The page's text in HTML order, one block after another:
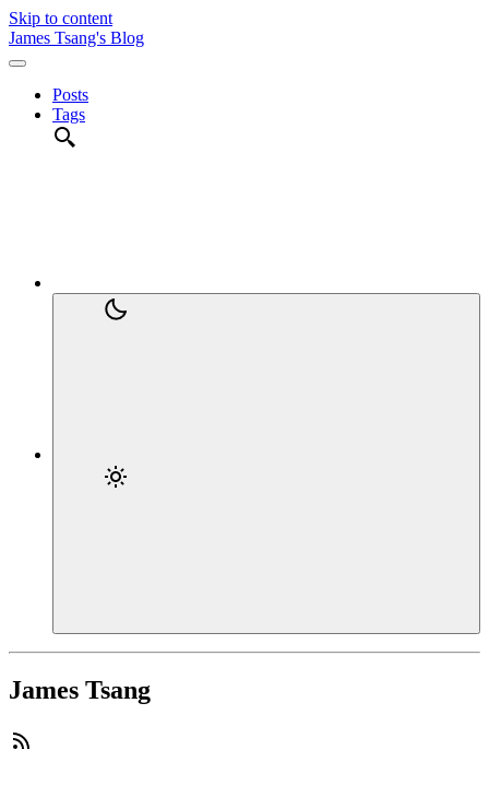
Skip to content
James Tsang's Blog
Posts
Tags
James Tsang